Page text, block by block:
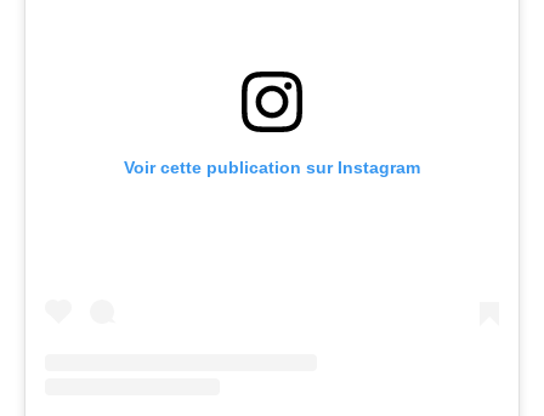
Voir cette publication sur Instagram